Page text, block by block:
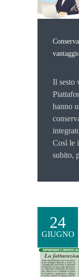
Il sesto
hanno
Così le
subito,
24
GIUGNO